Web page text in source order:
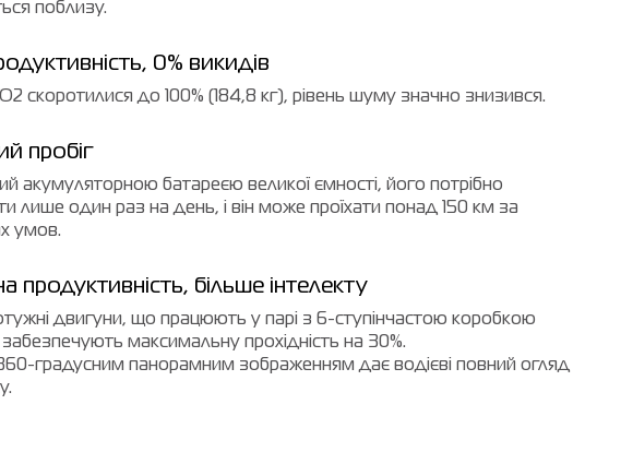
поблизу.
0% викидів
скоротилися до 100% (184,8 кг), рівень шуму значно знизився.
пробіг
акумуляторною батареєю великої ємності, його потрібно
лише один раз на день, і він може проїхати понад 150 км за
умов.
продуктивність, більше інтелекту
двигуни, що працюють у парі з 6-ступінчастою коробкою
максимальну прохідність на 30%.
градусним панорамним зображенням дає водієві повний огляд